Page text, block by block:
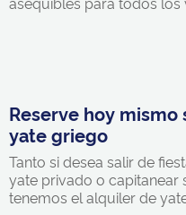
Reserve hoy
yate griego
Tanto si desea salir de
yate privado o capitanear
tenemos el alquiler de